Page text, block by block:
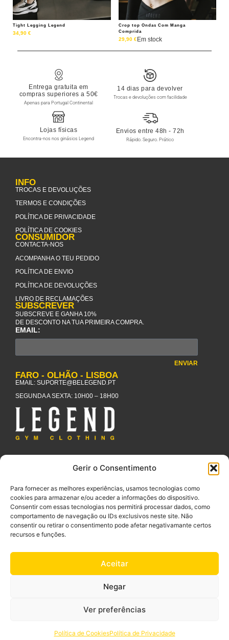
Gerir o Consentimento
Para fornecer as melhores experiências, usamos tecnologias como
cookies para armazenar e/ou aceder a informações do dispositivo.
Consentir com essas tecnologias nos permitirá processar dados, como
comportamento de navegação ou IDs exclusivos neste site. Não
consentir ou retirar o consentimento pode afetar negativamante certos
recursos e funções.
Aceitar
Negar
Ver preferências
Política de CookiesPolítica de Privacidade
Tight Legging Legend
34,90 €
Crop top Ondas Com Manga
Comprida
29,90 €Em stock
Entrega gratuita em
compras superiores a 50€
Apenas para Portugal Continental
14 dias para devolver
Trocas e devoluções com facilidade
Lojas físicas
Encontra-nos nos ginásios Legend
Envios entre 48h - 72h
Rápido. Seguro. Prático
INFO
TROCAS E DEVOLUÇÕES
TERMOS E CONDIÇÕES
POLÍTICA DE PRIVACIDADE
POLÍTICA DE COOKIES
CONSUMIDOR
CONTACTA-NOS
ACOMPANHA O TEU PEDIDO
POLÍTICA DE ENVIO
POLÍTICA DE DEVOLUÇÕES
LIVRO DE RECLAMAÇÕES
SUBSCREVER
SUBSCREVE E GANHA 10%
DE DESCONTO NA TUA PRIMEIRA COMPRA.
EMAIL:
ENVIAR
FARO - OLHÃO - LISBOA
EMAIL: SUPORTE@BELEGEND.PT
SEGUNDA A SEXTA: 10H00 – 18H00